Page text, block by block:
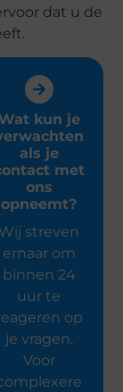
dat u de
kun je
als je
met
ons
opneemt?
Wij streven
ernaar om
binnen 24
uur te
op
je vragen.
Voor